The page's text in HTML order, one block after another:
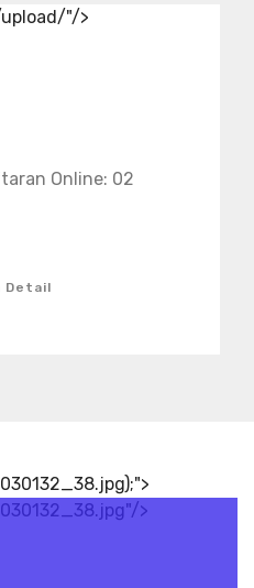
"/>
Online: 02
Detail
>